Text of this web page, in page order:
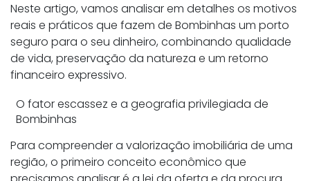
Neste artigo, vamos analisar em detalhes os motivos
reais e práticos que fazem de Bombinhas um porto
seguro para o seu dinheiro, combinando qualidade
de vida, preservação da natureza e um retorno
financeiro expressivo.
O fator escassez e a geografia privilegiada de
Bombinhas
Para compreender a valorização imobiliária de uma
região, o primeiro conceito econômico que